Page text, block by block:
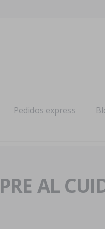
Pedidos express
AL